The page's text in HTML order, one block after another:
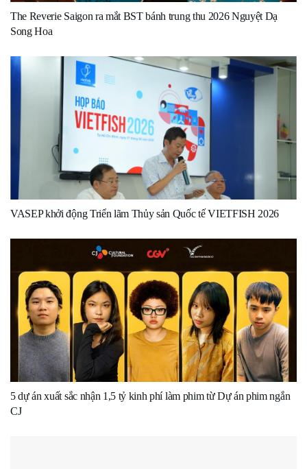
The Reverie Saigon ra mắt BST bánh trung thu 2026 Nguyệt Dạ
Song Hoa
VASEP khởi động Triển lãm Thủy sản Quốc tế VIETFISH 2026
5 dự án xuất sắc nhận 1,5 tỷ kinh phí làm phim từ Dự án phim ngắn
CJ